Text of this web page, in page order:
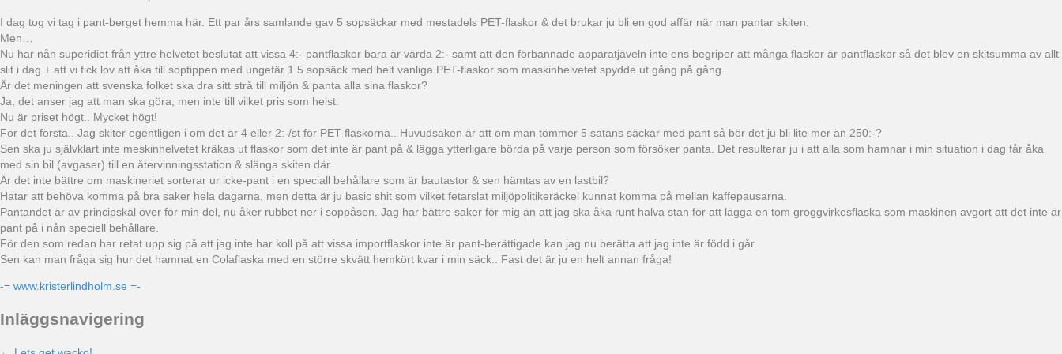
I dag tog vi tag i pant-berget hemma här. Ett par års samlande gav 5 sopsäckar med mestadels PET-flaskor & det brukar ju bli en god affär när man pantar skiten.
Men…
Nu har nån superidiot från yttre helvetet beslutat att vissa 4:- pantflaskor bara är värda 2:- samt att den förbannade apparatjäveln inte ens begriper att många flaskor är pantflaskor så det blev en skitsumma av allt
slit i dag + att vi fick lov att åka till soptippen med ungefär 1.5 sopsäck med helt vanliga PET-flaskor som maskinhelvetet spydde ut gång på gång.
Är det meningen att svenska folket ska dra sitt strå till miljön & panta alla sina flaskor?
Ja, det anser jag att man ska göra, men inte till vilket pris som helst.
Nu är priset högt.. Mycket högt!
För det första.. Jag skiter egentligen i om det är 4 eller 2:-/st för PET-flaskorna.. Huvudsaken är att om man tömmer 5 satans säckar med pant så bör det ju bli lite mer än 250:-?
Sen ska ju självklart inte meskinhelvetet kräkas ut flaskor som det inte är pant på & lägga ytterligare börda på varje person som försöker panta. Det resulterar ju i att alla som hamnar i min situation i dag får åka
med sin bil (avgaser) till en återvinningsstation & slänga skiten där.
Är det inte bättre om maskineriet sorterar ur icke-pant i en speciall behållare som är bautastor & sen hämtas av en lastbil?
Hatar att behöva komma på bra saker hela dagarna, men detta är ju basic shit som vilket fetarslat miljöpolitikeräckel kunnat komma på mellan kaffepausarna.
Pantandet är av principskäl över för min del, nu åker rubbet ner i soppåsen. Jag har bättre saker för mig än att jag ska åka runt halva stan för att lägga en tom groggvirkesflaska som maskinen avgort att det inte är
pant på i nån speciell behållare.
För den som redan har retat upp sig på att jag inte har koll på att vissa importflaskor inte är pant-berättigade kan jag nu berätta att jag inte är född i går.
Sen kan man fråga sig hur det hamnat en Colaflaska med en större skvätt hemkört kvar i min säck.. Fast det är ju en helt annan fråga!
-= www.kristerlindholm.se =-
Inläggsnavigering